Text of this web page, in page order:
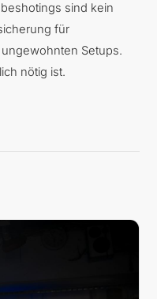
sind kein
für
Setups.
nötig ist.